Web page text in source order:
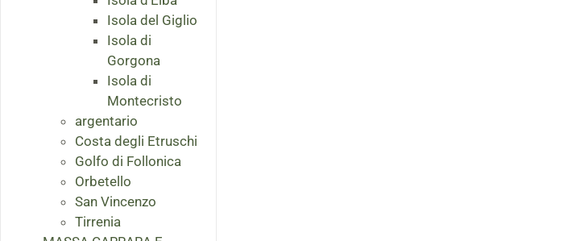
Isola del Giglio
Isola di
Gorgona
Isola di
Montecristo
argentario
Costa degli Etruschi
Golfo di Follonica
Orbetello
San Vincenzo
Tirrenia